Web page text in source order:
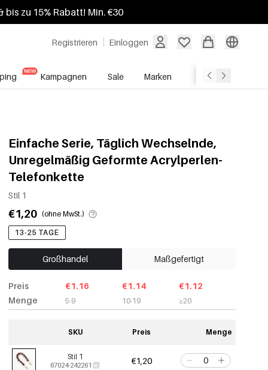
bis zu 15% Rabatt! Min. €30
Registrieren Einloggen
Kampagnen Sale Marken
Einfache Serie, Täglich Wechselnde,
Unregelmäßig Geformte Acrylperlen-
Telefonkette
Stil 1
€1,20 (ohne MwSt.)
13-25 TAGE
Großhandel Maßgefertigt
Preis
Menge
€1.16
5-9
€1.14
10-19
€1.12
≥20
SKU Preis Menge
Stil 1
67024-242261 €1,20